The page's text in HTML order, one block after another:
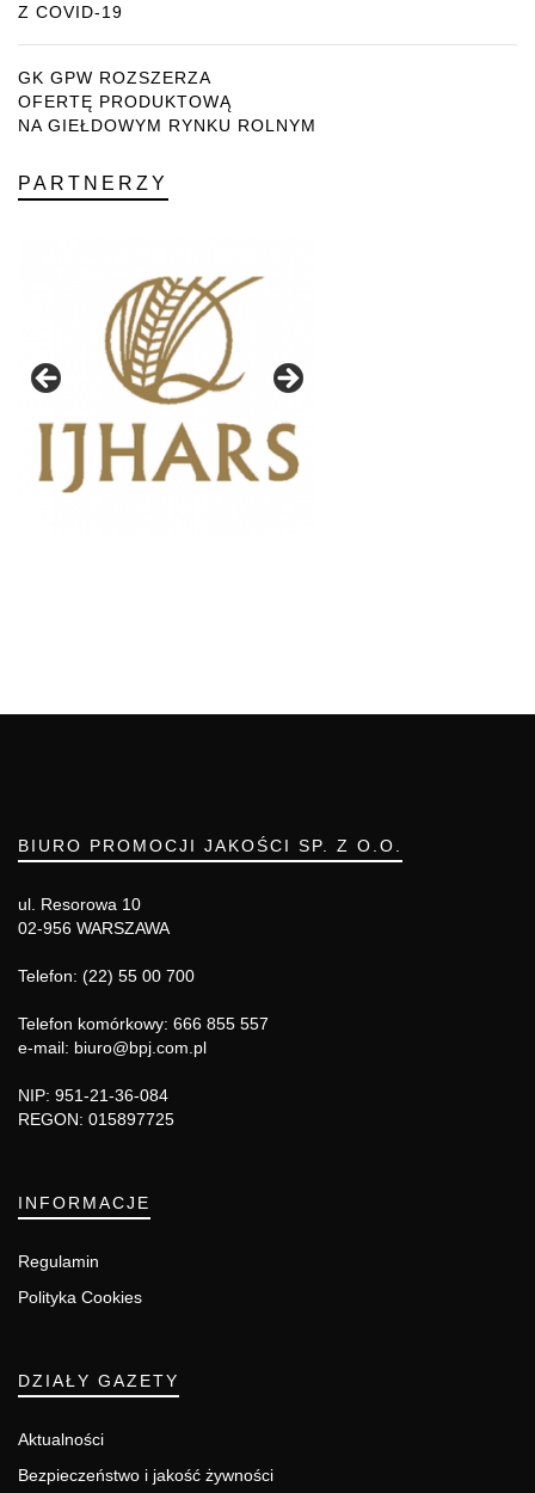
Z COVID-19
GK GPW ROZSZERZA
OFERTĘ PRODUKTOWĄ
NA GIEŁDOWYM RYNKU ROLNYM
PARTNERZY
BIURO PROMOCJI JAKOŚCI SP. Z O.O.
ul. Resorowa 10
02-956 WARSZAWA
Telefon: (22) 55 00 700
Telefon komórkowy: 666 855 557
e-mail: biuro@bpj.com.pl
NIP: 951-21-36-084
REGON: 015897725
INFORMACJE
Regulamin
Polityka Cookies
DZIAŁY GAZETY
Aktualności
Bezpieczeństwo i jakość żywności